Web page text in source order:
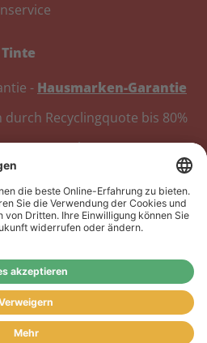
- Hausmarken-Garantie
Recyclingquote bis 80%
schonen.
Sie sich bitte in
www.tonerhersteller.de